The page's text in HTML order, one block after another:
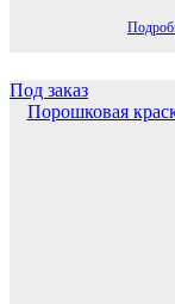
Под заказ
Порошковая